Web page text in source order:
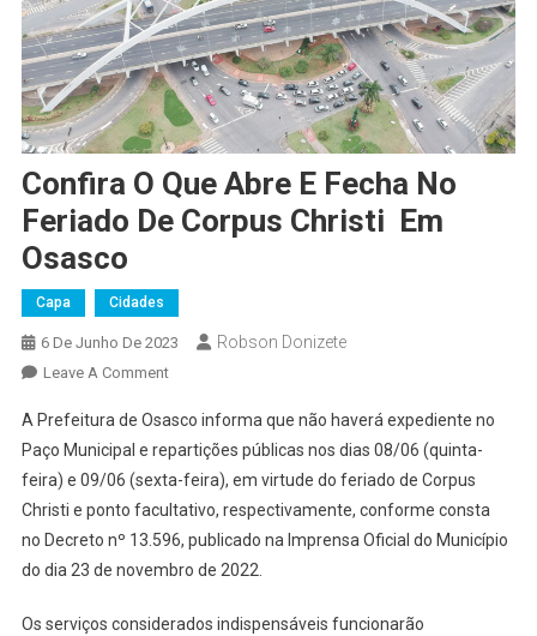
Confira O Que Abre E Fecha No
Feriado De Corpus Christi Em
Osasco
Capa Cidades
6 De Junho De 2023 Robson Donizete
Leave A CommentOn
O
Que
Abre
E
Fecha
No
De
A Prefeitura de Osasco informa que não haverá expediente no
Paço Municipal e repartições públicas nos dias 08/06 (quinta-
feira) e 09/06 (sexta-feira), em virtude do feriado de Corpus
Christi e ponto facultativo, respectivamente, conforme consta
no Decreto nº 13.596, publicado na Imprensa Oficial do Município
do dia 23 de novembro de 2022.
Os serviços considerados indispensáveis funcionarão